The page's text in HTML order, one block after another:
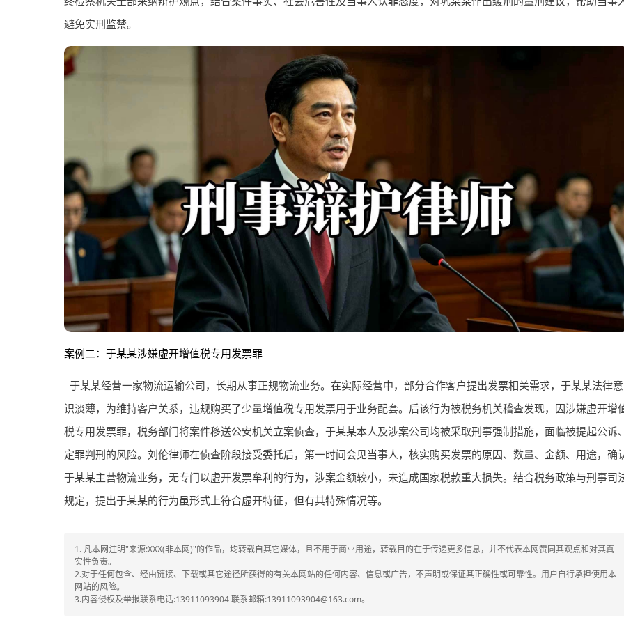
避免实刑监禁。
案例二：于某某涉嫌虚开增值税专用发票罪
于某某经营一家物流运输公司，长期从事正规物流业务。在实际经营中，部分合作客户提出发票相关需求，于某某法律意
识淡薄，为维持客户关系，违规购买了少量增值税专用发票用于业务配套。后该行为被税务机关稽查发现，因涉嫌虚开增
税专用发票罪，税务部门将案件移送公安机关立案侦查，于某某本人及涉案公司均被采取刑事强制措施，面临被提起公诉
定罪判刑的风险。刘伦律师在侦查阶段接受委托后，第一时间会见当事人，核实购买发票的原因、数量、金额、用途，确
于某某主营物流业务，无专门以虚开发票牟利的行为，涉案金额较小，未造成国家税款重大损失。结合税务政策与刑事司
规定，提出于某某的行为虽形式上符合虚开特征，但有其特殊情况等。
1. 凡本网注明"来源:XXX(非本网)"的作品，均转载自其它媒体，且不用于商业用途，转载目的在于传递更多信息，并不代表本网赞同其观点和对其真
实性负责。
2.对于任何包含、经由链接、下载或其它途径所获得的有关本网站的任何内容、信息或广告，不声明或保证其正确性或可靠性。用户自行承担使用本
网站的风险。
3.内容侵权及举报联系电话:13911093904 联系邮箱:13911093904@163.com。